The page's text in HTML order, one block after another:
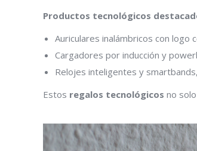
Productos tecnológicos
Auriculares inalámbricos con logo
Cargadores por inducción y
Relojes inteligentes y
Estos regalos tecnológicos no